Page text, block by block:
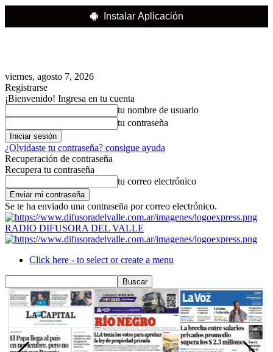
Instalar Aplicación
viernes, agosto 7, 2026
Registrarse
¡Bienvenido! Ingresa en tu cuenta
tu nombre de usuario
tu contraseña
¿Olvidaste tu contraseña? consigue ayuda
Recuperación de contraseña
Recupera tu contraseña
tu correo electrónico
Se te ha enviado una contraseña por correo electrónico.
RADIO DIFUSORA DEL VALLE
Click here - to select or create a menu